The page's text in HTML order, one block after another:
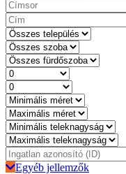
Egyéb jellemzők